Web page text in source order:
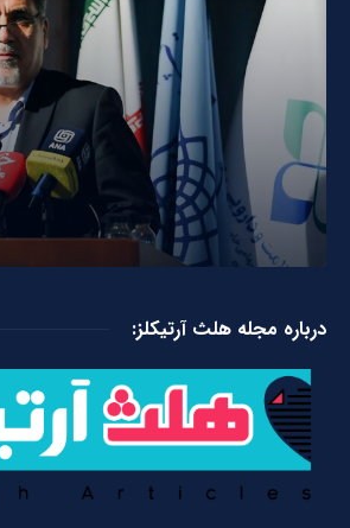
درباره مجله هلث آرتیکلز: